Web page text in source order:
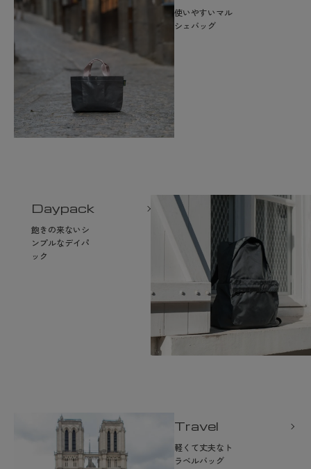
使いやすいマル
シェバッグ
Daypack
飽きの来ないシ
ンプルなデイパ
ック
Travel
軽くて丈夫なト
ラベルバッグ